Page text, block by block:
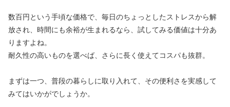
数百円という手頃な価格で、毎日のちょっとしたストレスから解
放され、時間にも余裕が生まれるなら、試してみる価値は十分あ
りますよね。
耐久性の高いものを選べば、さらに長く使えてコスパも抜群。
まずは一つ、普段の暮らしに取り入れて、その便利さを実感して
みてはいかがでしょうか。